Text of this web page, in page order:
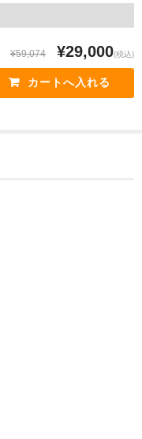
¥59,074 ¥29,000(税込)